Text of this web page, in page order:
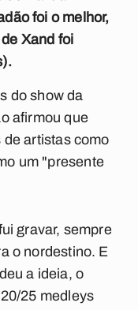
foi o melhor,
Xand foi
do show da
afirmou que
artistas como
um "presente
gravar, sempre
o nordestino. E
a ideia, o
25 medleys